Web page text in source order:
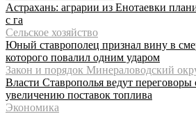
Астрахань: аграрии из Енотаевки
с га
Сельское хозяйство
Юный ставрополец признал вину в
которого повалил одним ударом
Закон и порядок Минераловодский
Власти Ставрополья ведут
увеличению поставок топлива
Экономика